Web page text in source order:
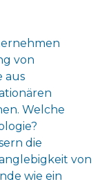
von
aus
Welche
die
von
wie ein